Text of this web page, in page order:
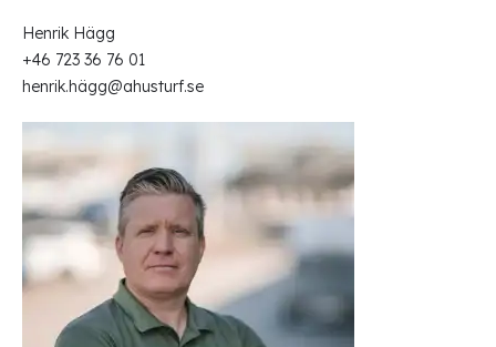
Henrik Hägg
+46 723 36 76 01
henrik.hägg@ahusturf.se